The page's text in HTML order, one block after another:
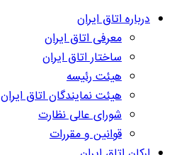
درباره اتاق ایران
معرفی اتاق ایران
ساختار اتاق ایران
هیئت رئیسه
هیئت نمایندگان اتاق ایران
شورای عالی نظارت
قوانین و مقررات